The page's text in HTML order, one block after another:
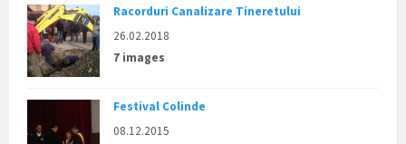
Racorduri Canalizare Tineretului
26.02.2018
7 images
Festival Colinde
08.12.2015